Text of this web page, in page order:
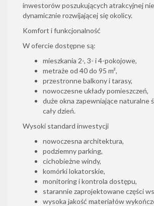
inwestorów poszukujących atrakcyjnej
dynamicznie rozwijającej się okolicy.
Komfort i funkcjonalność
W ofercie dostępne są:
mieszkania 2-, 3- i 4-pokojowe,
metraże od 40 do 95 m²,
przestronne balkony i tarasy,
nowoczesne układy pomieszczeń,
duże okna zapewniające naturalne
cały dzień.
Wysoki standard inwestycji
nowoczesna architektura,
podziemny parking,
cichobieżne windy,
komórki lokatorskie,
monitoring i kontrola dostępu,
starannie zaprojektowane części
wysoka jakość materiałów